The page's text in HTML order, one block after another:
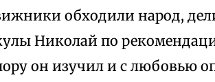
обходили народ,
Николай по
он изучил и с любовью